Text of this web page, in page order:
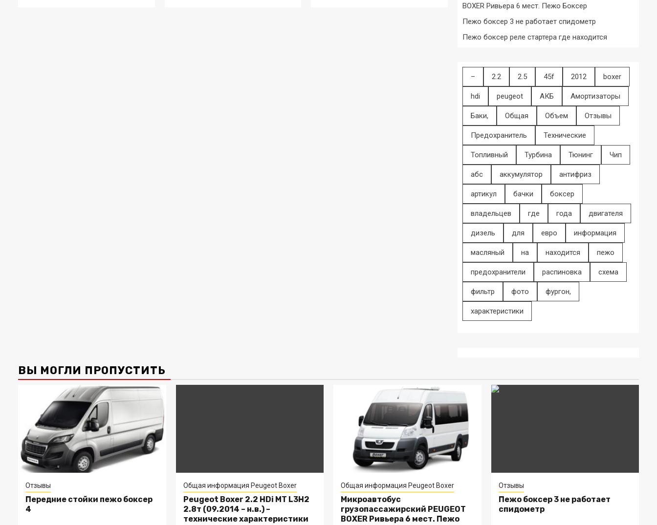
BOXER Ривьера 6 мест. Пежо Боксер
Пежо боксер 3 не работает спидометр
Пежо боксер реле стартера где находится
– 2.2 2.5 45f 2012 boxer
hdi peugeot АКБ Амортизаторы
Баки, Общая Объем Отзывы
Предохранитель Технические
Топливный Турбина Тюнинг Чип
абс аккумулятор антифриз
артикул бачки боксер
владельцев где года двигателя
дизель для евро информация
масляный на находится пежо
предохранители распиновка схема
фильтр фото фургон,
характеристики
ВЫ МОГЛИ ПРОПУСТИТЬ
Отзывы
Передние стойки пежо боксер
4
Общая информация Peugeot Boxer
Peugeot Boxer 2.2 HDi MT L3H2
2.8т (09.2014 – н.в.) –
технические характеристики
Общая информация Peugeot Boxer
Микроавтобус
грузопассажирский PEUGEOT
BOXER Ривьера 6 мест. Пежо
Отзывы
Пежо боксер 3 не работает
спидометр